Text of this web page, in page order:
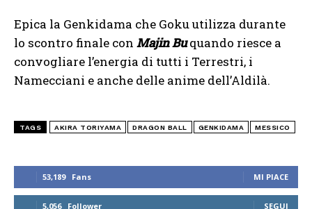
53,189 Fans MI PIACE
5,056 Follower SEGUI
Epica la Genkidama che Goku utilizza durante
lo scontro finale con Majin Buquando riesce a
convogliare l’energia di tutti i Terrestri, i
Namecciani e anche delle anime dell’Aldilà.
TAGS AKIRA TORIYAMA DRAGON BALL GENKIDAMA MESSICO